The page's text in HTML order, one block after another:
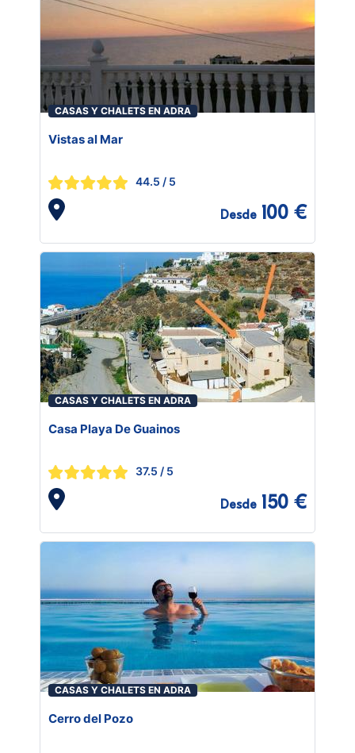
CASAS Y CHALETS EN ADRA
Vistas al Mar
44.5 / 5
Desde 100 €
CASAS Y CHALETS EN ADRA
Casa Playa De Guainos
37.5 / 5
Desde 150 €
CASAS Y CHALETS EN ADRA
Cerro del Pozo